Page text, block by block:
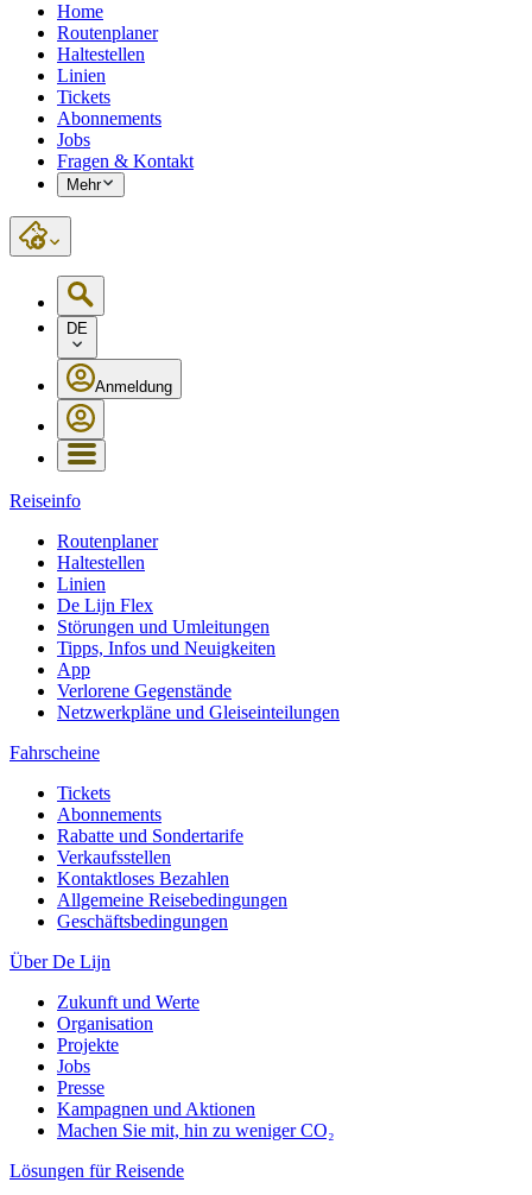
Home
Routenplaner
Haltestellen
Linien
Tickets
Abonnements
Jobs
Fragen & Kontakt
Mehr
DE
Anmeldung
Reiseinfo
Routenplaner
Haltestellen
Linien
De Lijn Flex
Störungen und Umleitungen
Tipps, Infos und Neuigkeiten
App
Verlorene Gegenstände
Netzwerkpläne und Gleiseinteilungen
Fahrscheine
Tickets
Abonnements
Rabatte und Sondertarife
Verkaufsstellen
Kontaktloses Bezahlen
Allgemeine Reisebedingungen
Geschäftsbedingungen
Über De Lijn
Zukunft und Werte
Organisation
Projekte
Jobs
Presse
Kampagnen und Aktionen
Machen Sie mit, hin zu weniger CO₂
Lösungen für Reisende